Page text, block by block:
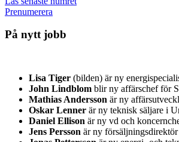
Prenumerera
På nytt jobb
Lisa Tiger (bilden) är ny
John Lindblom blir ny affärschef för
Mathias Andersson är ny
Oskar Lenner är ny teknisk säljare i
Daniel Ellison är ny vd och
Jens Persson är ny